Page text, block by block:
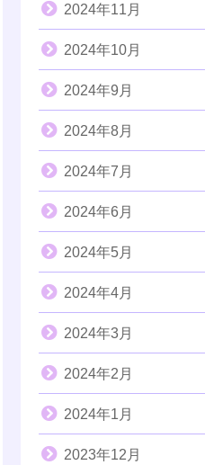
2024年11月
2024年10月
2024年9月
2024年8月
2024年7月
2024年6月
2024年5月
2024年4月
2024年3月
2024年2月
2024年1月
2023年12月